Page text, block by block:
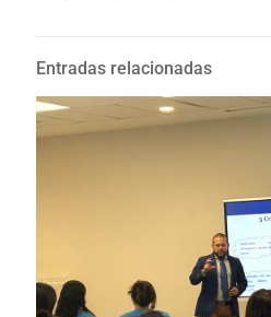
Entradas relacionadas